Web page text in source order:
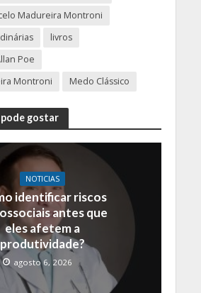
Madureira Montroni
livros
Poe
Montroni
Medo Clássico
gostar
NOTICIAS
identificar riscos
antes que
eles afetem a
produtividade?
agosto 6, 2026